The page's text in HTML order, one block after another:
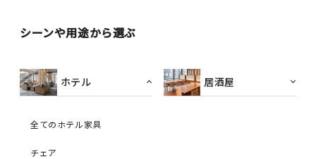
シーンや用途から選ぶ
ホテル
全てのホテル家具
チェア
居酒屋